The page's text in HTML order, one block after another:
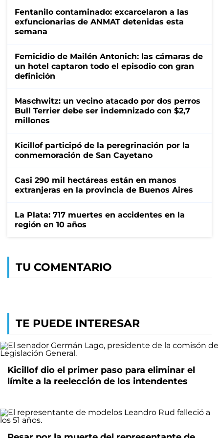
Fentanilo contaminado: excarcelaron a las
exfuncionarias de ANMAT detenidas esta
semana
Femicidio de Mailén Antonich: las cámaras de
un hotel captaron todo el episodio con gran
definición
Maschwitz: un vecino atacado por dos perros
Bull Terrier debe ser indemnizado con $2,7
millones
Kicillof participó de la peregrinación por la
conmemoración de San Cayetano
Casi 290 mil hectáreas están en manos
extranjeras en la provincia de Buenos Aires
La Plata: 717 muertes en accidentes en la
región en 10 años
TU COMENTARIO
TE PUEDE INTERESAR
Kicillof dio el primer paso para eliminar el
límite a la reelección de los intendentes